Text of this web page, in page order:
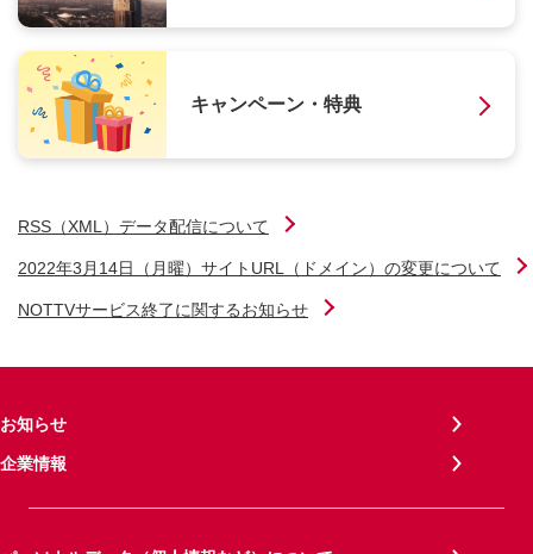
キャンペーン・特典
RSS（XML）データ配信について
2022年3月14日（月曜）サイトURL（ドメイン）の変更について
NOTTVサービス終了に関するお知らせ
お知らせ
企業情報